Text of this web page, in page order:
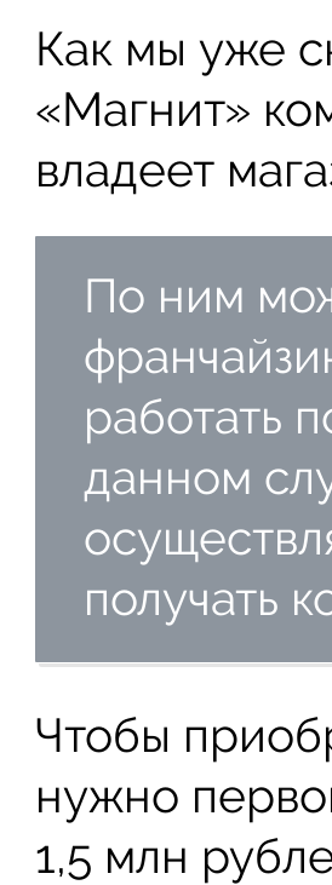
Как мы уже
«Магнит»
владеет
По ним
работать
данном
получать
Чтобы
нужно
1,5 млн